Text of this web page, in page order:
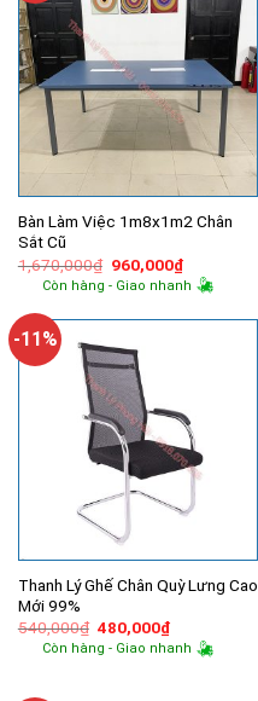
Bàn Làm Việc 1m8x1m2 Chân
Sắt Cũ
1,670,000₫ Giá
gốc
là:
960,000₫Giá
hiện
tại
960,000₫.
Còn hàng - Giao nhanh
-11%
Thanh Lý Ghế Chân Quỳ Lưng Cao
Mới 99%
540,000₫ Giá
gốc
là:
480,000₫Giá
hiện
tại
Còn hàng - Giao nhanh